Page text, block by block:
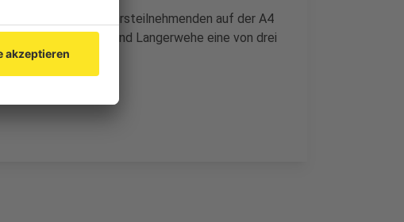
steht den Verkehrsteilnehmenden auf der A4
Weisweiler und Langerwehe eine von drei